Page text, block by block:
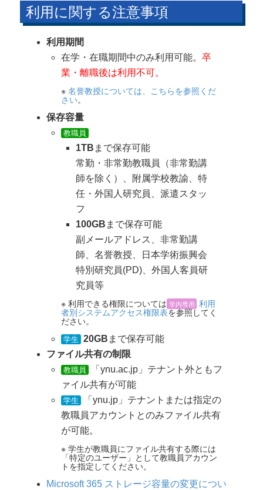
利用に関する注意事項
利用期間
在学・在職期間中のみ利用可能。卒
業・離職後は利用不可。
※名誉教授については、こちらを参照くだ
さい。
保存容量
教職員
1TB まで保存可能
常勤・非常勤教職員（非常勤講
師を除く）、附属学校教諭、特
任・外国人研究員、派遣スタッ
フ
100GB まで保存可能
副メールアドレス、非常勤講
師、名誉教授、日本学術振興会
特別研究員(PD)、外国人客員研
究員等
※ 利用できる権限については 学内専用 利用
者別システムアクセス権限表を参照してく
ださい。
学生 20GB まで保存可能
ファイル共有の制限
教職員
「ynu.ac.jp」テナント外ともフ
ァイル共有が可能
学生
「ynu.jp」テナントまたは指定の
教職員アカウントとのみファイル共有
が可能。
※ 学生が教職員にファイル共有する際には
「特定のユーザー」として教職員アカウン
トを指定してください。
Microsoft 365 ストレージ容量の変更につい